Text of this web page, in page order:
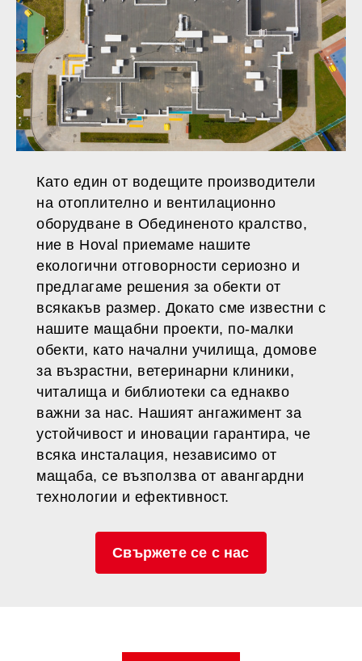
Като един от водещите производители
на отоплително и вентилационно
оборудване в Обединеното кралство,
ние в Hoval приемаме нашите
екологични отговорности сериозно и
предлагаме решения за обекти от
всякакъв размер. Докато сме известни с
нашите мащабни проекти, по-малки
обекти, като начални училища, домове
за възрастни, ветеринарни клиники,
читалища и библиотеки са еднакво
важни за нас. Нашият ангажимент за
устойчивост и иновации гарантира, че
всяка инсталация, независимо от
мащаба, се възползва от авангардни
технологии и ефективност.
Свържете се с нас